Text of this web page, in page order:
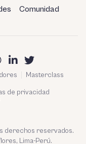
Comunidad
Masterclass
de privacidad
derechos reservados.
Lima-Perú.